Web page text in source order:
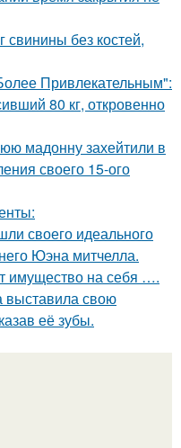
свинины без костей,
Привлекательным":
80 кг, откровенно
мадонну захейтили в
своего 15-ого
своего идеального
Юэна митчелла.
имущество на себя ….
выставила свою
её зубы.